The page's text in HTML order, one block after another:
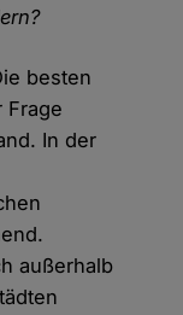
besten
Frage
In der
außerhalb